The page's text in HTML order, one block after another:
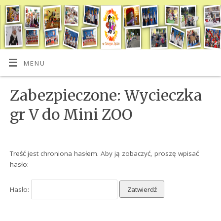
MENU
Zabezpieczone: Wycieczka
gr V do Mini ZOO
Treść jest chroniona hasłem. Aby ją zobaczyć, proszę wpisać
hasło:
Hasło: